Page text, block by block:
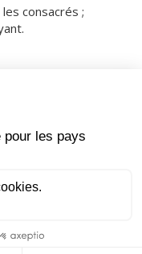
consacrés ;
chair dans le
reconnaissons en
nature divine. Lui